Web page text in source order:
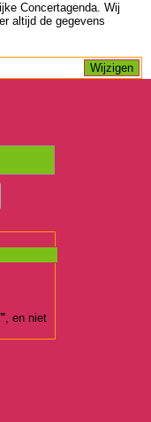
Concertagenda. Wij
altijd de gegevens
, en niet